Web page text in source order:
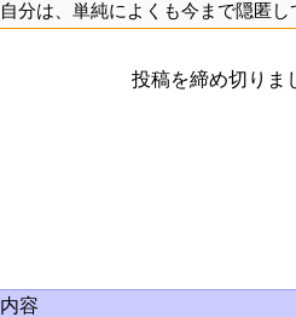
自分は、単純によくも今まで隠匿
投稿を締め切りま
内容